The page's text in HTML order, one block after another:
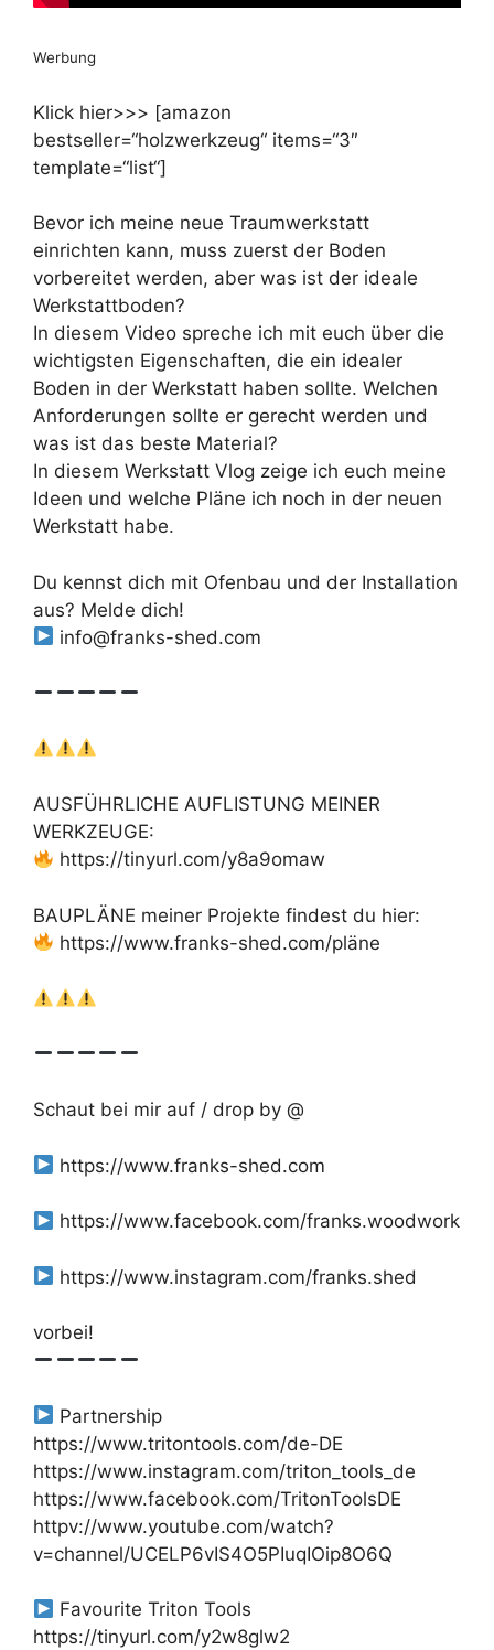
Werbung
Klick hier>>> [amazon
bestseller=“holzwerkzeug“ items=“3″
template=“list“]
Bevor ich meine neue Traumwerkstatt
einrichten kann, muss zuerst der Boden
vorbereitet werden, aber was ist der ideale
Werkstattboden?
In diesem Video spreche ich mit euch über die
wichtigsten Eigenschaften, die ein idealer
Boden in der Werkstatt haben sollte. Welchen
Anforderungen sollte er gerecht werden und
was ist das beste Material?
In diesem Werkstatt Vlog zeige ich euch meine
Ideen und welche Pläne ich noch in der neuen
Werkstatt habe.
Du kennst dich mit Ofenbau und der Installation
aus? Melde dich!
info@franks-shed.com
AUSFÜHRLICHE AUFLISTUNG MEINER
WERKZEUGE:
https://tinyurl.com/y8a9omaw
BAUPLÄNE meiner Projekte findest du hier:
https://www.franks-shed.com/pläne
Schaut bei mir auf / drop by @
https://www.franks-shed.com
https://www.facebook.com/franks.woodwork
https://www.instagram.com/franks.shed
vorbei!
Partnership
https://www.tritontools.com/de-DE
https://www.instagram.com/triton_tools_de
https://www.facebook.com/TritonToolsDE
httpv://www.youtube.com/watch?
v=channel/UCELP6vIS4O5PIuqIOip8O6Q
Favourite Triton Tools
https://tinyurl.com/y2w8glw2